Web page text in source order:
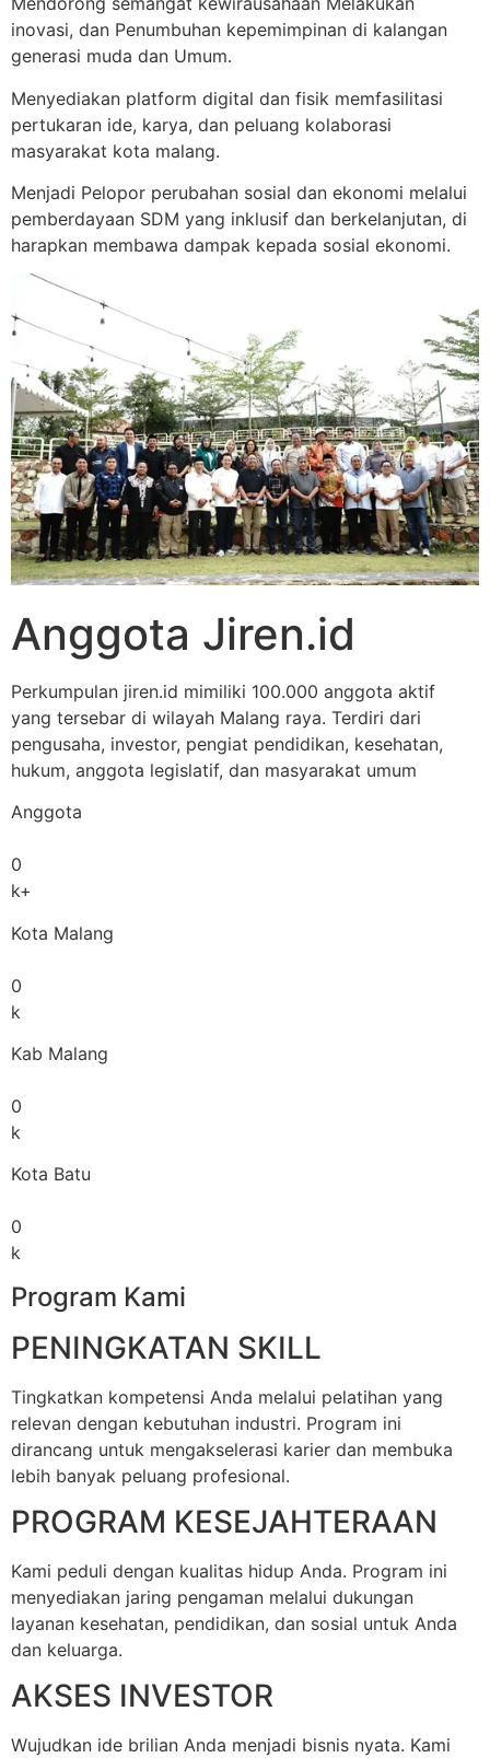
inovasi, dan Penumbuhan kepemimpinan di kalangan
generasi muda dan Umum.
Menyediakan platform digital dan fisik memfasilitasi
pertukaran ide, karya, dan peluang kolaborasi
masyarakat kota malang.
Menjadi Pelopor perubahan sosial dan ekonomi melalui
pemberdayaan SDM yang inklusif dan berkelanjutan, di
harapkan membawa dampak kepada sosial ekonomi.
Anggota Jiren.id
Perkumpulan jiren.id mimiliki 100.000 anggota aktif
yang tersebar di wilayah Malang raya. Terdiri dari
pengusaha, investor, pengiat pendidikan, kesehatan,
hukum, anggota legislatif, dan masyarakat umum
Anggota
0
k+
Kota Malang
0
k
Kab Malang
0
k
Kota Batu
0
k
Program Kami
PENINGKATAN SKILL
Tingkatkan kompetensi Anda melalui pelatihan yang
relevan dengan kebutuhan industri. Program ini
dirancang untuk mengakselerasi karier dan membuka
lebih banyak peluang profesional.
PROGRAM KESEJAHTERAAN
Kami peduli dengan kualitas hidup Anda. Program ini
menyediakan jaring pengaman melalui dukungan
layanan kesehatan, pendidikan, dan sosial untuk Anda
dan keluarga.
AKSES INVESTOR
Wujudkan ide brilian Anda menjadi bisnis nyata. Kami